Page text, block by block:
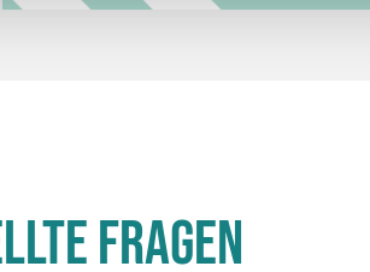
Fragen